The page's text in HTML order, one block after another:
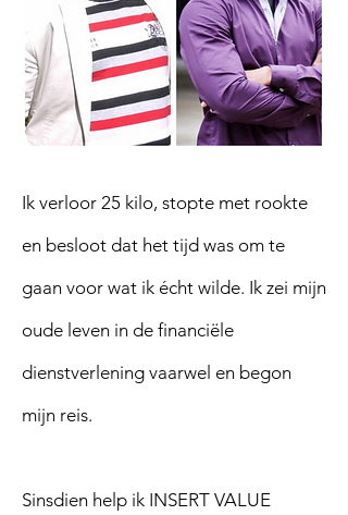
Ik verloor 25 kilo, stopte met rookte
en besloot dat het tijd was om te
gaan voor wat ik écht wilde. Ik zei mijn
oude leven in de financiële
dienstverlening vaarwel en begon
mijn reis.
Sinsdien help ik INSERT VALUE